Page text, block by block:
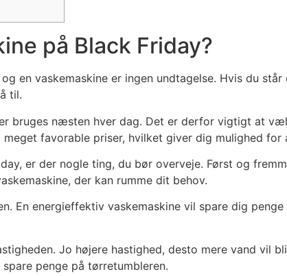
på Black Friday?
en vaskemaskine er ingen undtagelse. Hvis du
til.
bruges næsten hver dag. Det er derfor vigtigt at
favorable priser, hvilket giver dig mulighed for
er der nogle ting, du bør overveje. Først og
der kan rumme dit behov.
En energieffektiv vaskemaskine vil spare dig
Jo højere hastighed, desto mere vand
penge på tørretumbleren.